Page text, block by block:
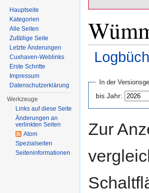
In der
bis Jahr:
Zur
Hauptseite
Kategorien
Alle Seiten
Zufällige Seite
Letzte Änderungen
Cuxhaven-Weblinks
Erste Schritte
Impressum
Datenschutzerklärung
Werkzeuge
Links auf diese Seite
Änderungen an
verlinkten Seiten
Atom
Spezialseiten
Seiten­informationen